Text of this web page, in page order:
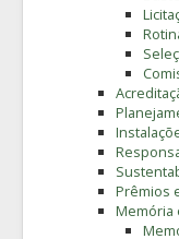
Prêmios
Memória